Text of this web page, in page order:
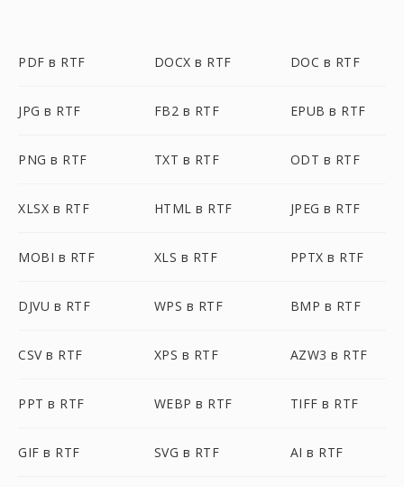
PDF в RTF DOCX в RTF DOC в RTF
JPG в RTF FB2 в RTF EPUB в RTF
PNG в RTF TXT в RTF ODT в RTF
XLSX в RTF HTML в RTF JPEG в RTF
MOBI в RTF XLS в RTF PPTX в RTF
DJVU в RTF WPS в RTF BMP в RTF
CSV в RTF XPS в RTF AZW3 в RTF
PPT в RTF WEBP в RTF TIFF в RTF
GIF в RTF SVG в RTF AI в RTF